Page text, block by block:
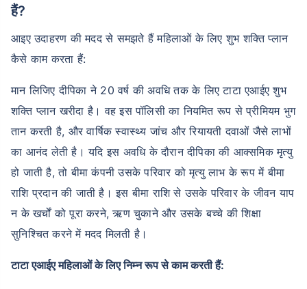
हैं?
आइए उदाहरण की मदद से समझते हैं महिलाओं के लिए शुभ शक्ति प्लान
कैसे काम करता हैं:
मान लिजिए दीपिका ने 20 वर्ष की अवधि तक के लिए टाटा एआईए शुभ
शक्ति प्लान खरीदा है। वह इस पॉलिसी का नियमित रूप से प्रीमियम भुग
तान करती है, और वार्षिक स्वास्थ्य जांच और रियायती दवाओं जैसे लाभों
का आनंद लेती है। यदि इस अवधि के दौरान दीपिका की आक्समिक मृत्यु
हो जाती है, तो बीमा कंपनी उसके परिवार को मृत्यु लाभ के रूप में बीमा
राशि प्रदान की जाती है। इस बीमा राशि से उसके परिवार के जीवन याप
न के खर्चों को पूरा करने, ऋण चुकाने और उसके बच्चे की शिक्षा
सुनिश्चित करने में मदद मिलती है।
टाटा एआईए महिलाओं के लिए निम्न रूप से काम करती हैं: